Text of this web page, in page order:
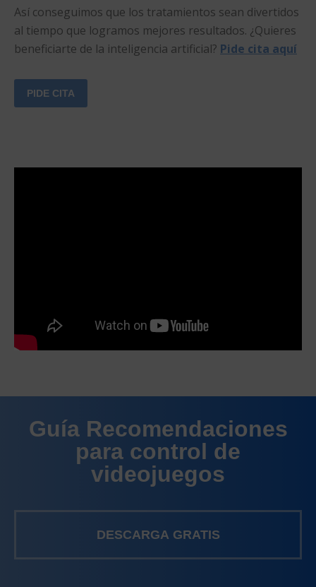
Así conseguimos que los tratamientos sean divertidos
al tiempo que logramos mejores resultados. ¿Quieres
beneficiarte de la inteligencia artificial? Pide cita aquí
PIDE CITA
Guía Recomendaciones
para control de
videojuegos
DESCARGA GRATIS